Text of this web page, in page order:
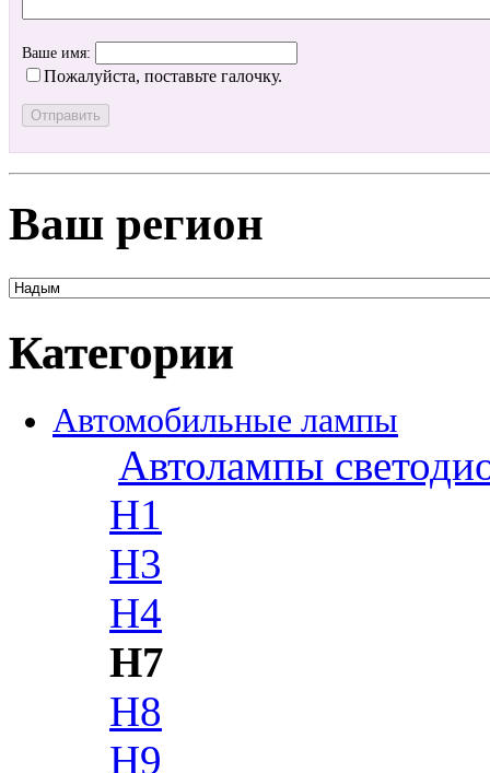
Ваше имя:
Пожалуйста, поставьте галочку.
Ваш регион
Категории
Автомобильные лампы
Автолампы
H1
H3
H4
H7
H8
H9